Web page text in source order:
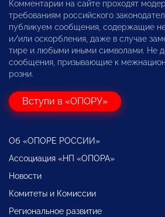
Комментарии на сайте проходят
требованиям российского
публикуем сообщения, содержащие
и/или оскорбления, даже в случае
тире и любыми иными символами. Не
сообщения, призывающие к
розни.
Вступи в «ОПОРУ»
Об «ОПОРЕ РОССИИ»
Ассоциация «НП «ОПОРА»
Новости
Комитеты и Комиссии
Региональное развитие